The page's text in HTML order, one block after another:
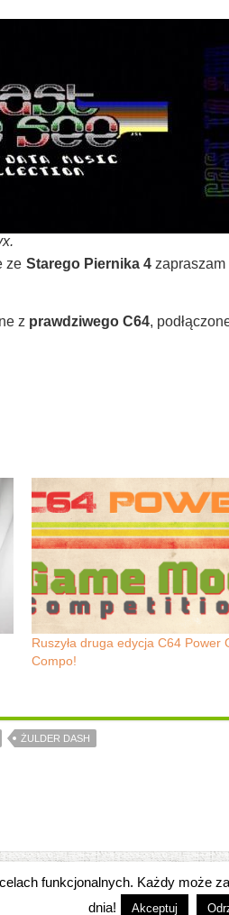
ze Starego Piernika 4
z prawdziwego C64,
Ruszyła druga edycja C64 Power
Compo!
ŻULDER DASH
funkcjonalnych. Każdy może
dnia!
Akceptuj